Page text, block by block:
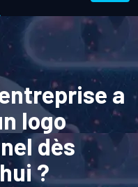
a
logo
dès
?